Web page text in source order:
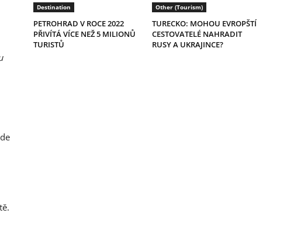
Destination
PETROHRAD V ROCE 2022
PŘIVÍTÁ VÍCE NEŽ 5 MILIONŮ
TURISTŮ
Other (Tourism)
TURECKO: MOHOU EVROPŠTÍ
CESTOVATELÉ NAHRADIT
RUSY A UKRAJINCE?